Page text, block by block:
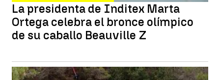
La presidenta de Inditex Marta
Ortega celebra el bronce olímpico
de su caballo Beauville Z